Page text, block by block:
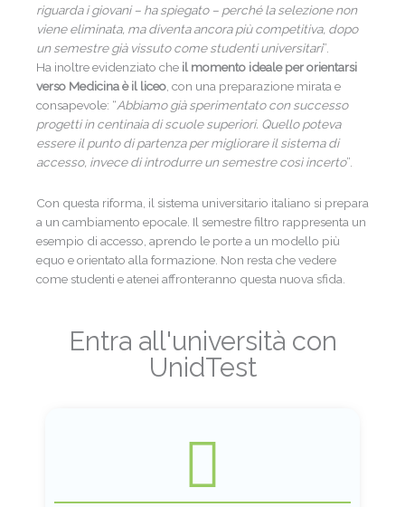
riguarda i giovani – ha spiegato – perché la selezione non
viene eliminata, ma diventa ancora più competitiva, dopo
un semestre già vissuto come studenti universitari”.
Ha inoltre evidenziato che il momento ideale per orientarsi
verso Medicina è il liceo , con una preparazione mirata e
consapevole: “Abbiamo già sperimentato con successo
progetti in centinaia di scuole superiori. Quello poteva
essere il punto di partenza per migliorare il sistema di
accesso, invece di introdurre un semestre così incerto”.
Con questa riforma, il sistema universitario italiano si prepara
a un cambiamento epocale. Il semestre filtro rappresenta un
esempio di accesso, aprendo le porte a un modello più
equo e orientato alla formazione. Non resta che vedere
come studenti e atenei affronteranno questa nuova sfida.
Entra all'università con
UnidTest